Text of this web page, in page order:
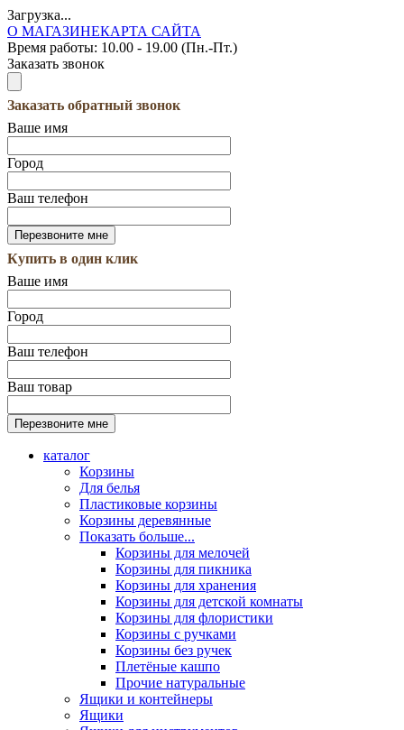
Загрузка...
О МАГАЗИНЕКАРТА САЙТА
Время работы: 10.00 - 19.00 (Пн.-Пт.)
Заказать звонок
Заказать обратный звонок
Ваше имя
Город
Ваш телефон
Купить в один клик
Ваше имя
Город
Ваш телефон
Ваш товар
каталог
Корзины
Для белья
Пластиковые корзины
Корзины деревянные
Показать больше...
Корзины для мелочей
Корзины для пикника
Корзины для хранения
Корзины для детской комнаты
Корзины для флористики
Корзины с ручками
Корзины без ручек
Плетёные кашпо
Прочие натуральные
Ящики и контейнеры
Ящики